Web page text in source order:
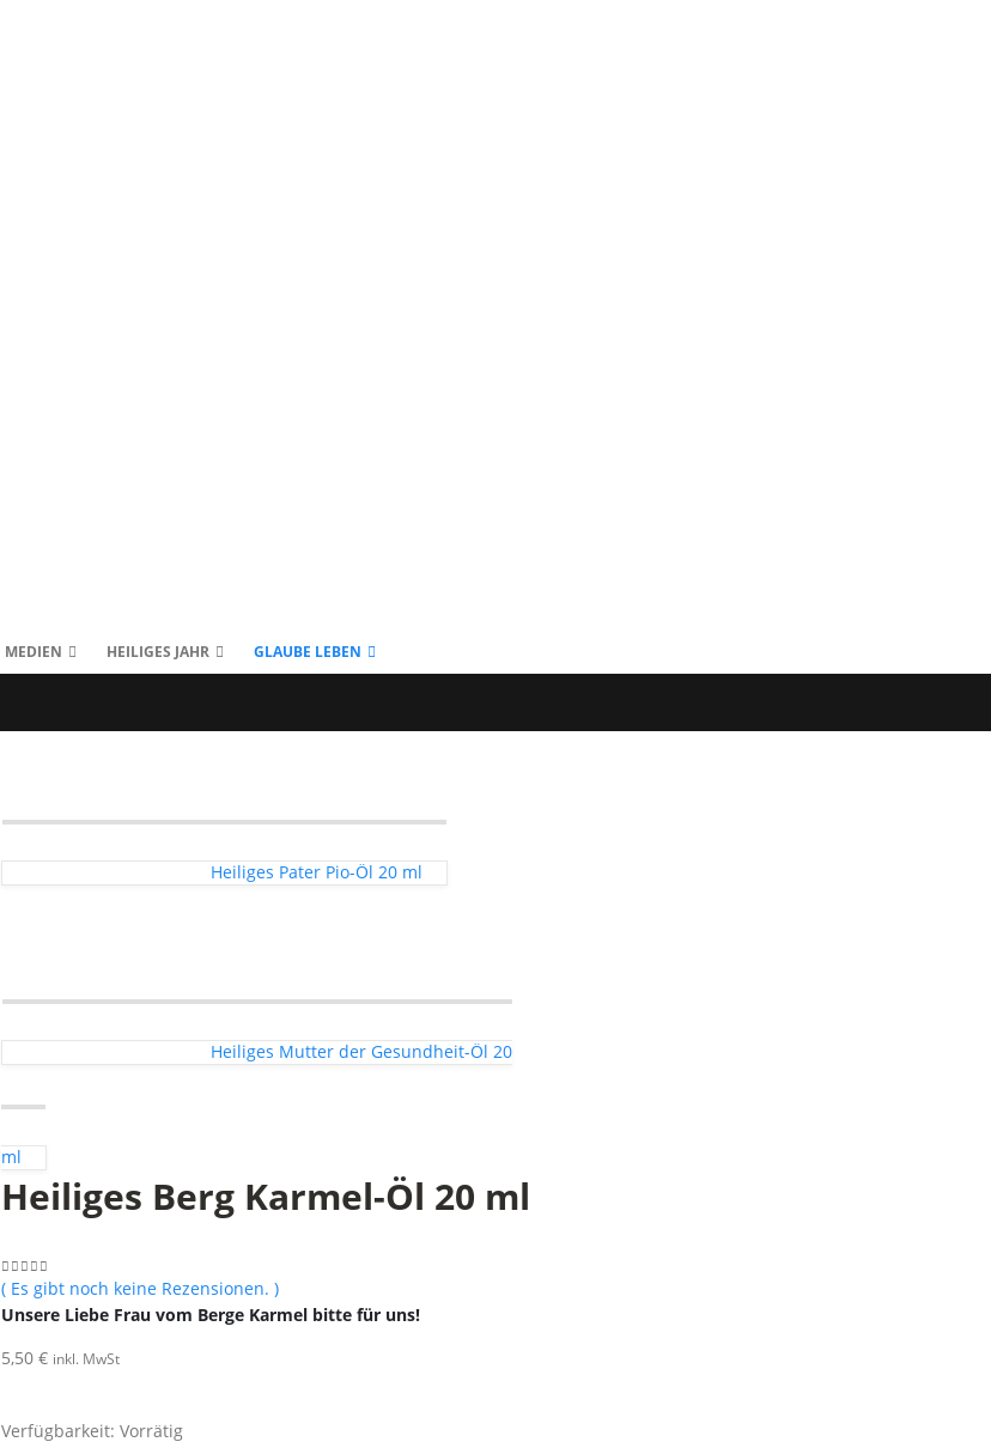
MEDIEN HEILIGES JAHR GLAUBE LEBEN
Heiliges Pater Pio-Öl 20 ml
Heiliges Mutter der Gesundheit-Öl 20
ml
Heiliges Berg Karmel-Öl 20 ml
0 aus 5
( Es gibt noch keine Rezensionen. )
Unsere Liebe Frau vom Berge Karmel bitte für uns!
5,50 € inkl. MwSt
Verfügbarkeit: Vorrätig